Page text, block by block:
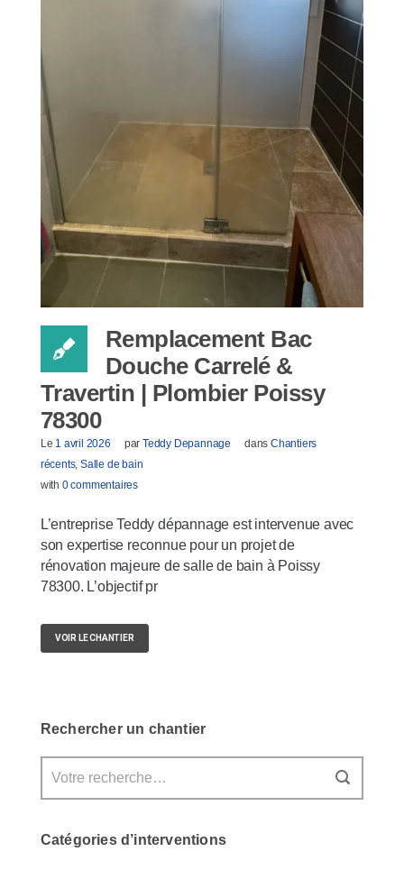
Remplacement Bac
Douche Carrelé &
Travertin | Plombier Poissy
78300
Le 1 avril 2026 parTeddy Depannage dansChantiers
récents,Salle de bain
with 0 commentaires
L’entreprise Teddy dépannage est intervenue avec
son expertise reconnue pour un projet de
rénovation majeure de salle de bain à Poissy
78300. L’objectif pr
VOIR LE CHANTIER
Rechercher un chantier
Catégories d’interventions